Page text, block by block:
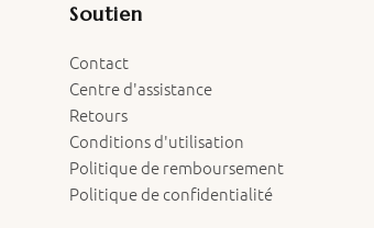
Soutien
Contact
Centre d'assistance
Retours
Conditions d'utilisation
Politique de remboursement
Politique de confidentialité